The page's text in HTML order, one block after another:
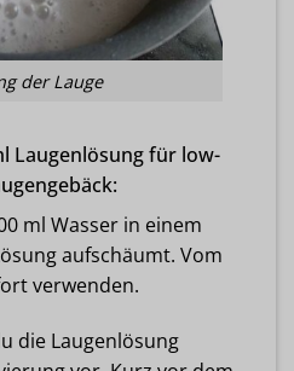
der Lauge
Laugenlösung für low-
ml Wasser in einem
aufschäumt. Vom
verwenden.
die Laugenlösung